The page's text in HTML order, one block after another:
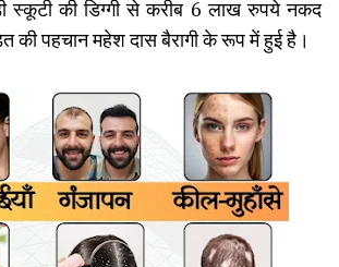
स्कूटी की डिग्गी से करीब 6 लाख रुपये नकद
की पहचान महेश दास बैरागी के रूप में हुई है।